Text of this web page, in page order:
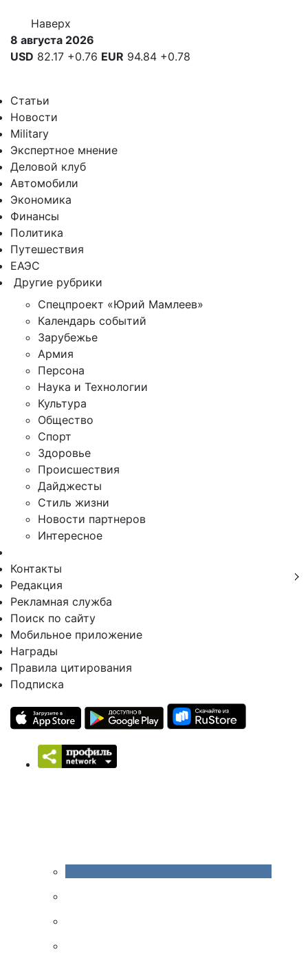
Наверх
8 августа 2026
USD 82.17 +0.76 EUR 94.84 +0.78
Статьи
Новости
Military
Экспертное мнение
Деловой клуб
Автомобили
Экономика
Финансы
Политика
Путешествия
ЕАЭС
Другие рубрики
Спецпроект «Юрий Мамлеев»
Календарь событий
Зарубежье
Армия
Персона
Наука и Технологии
Культура
Общество
Спорт
Здоровье
Происшествия
Дайджесты
Стиль жизни
Новости партнеров
Интересное
Контакты
Редакция
Рекламная служба
Поиск по сайту
Мобильное приложение
Награды
Правила цитирования
Подписка